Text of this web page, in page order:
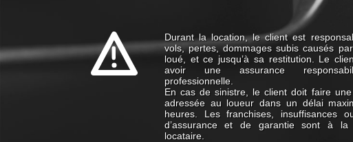
Durant la location, le client est
vols, pertes, dommages subis causés
loué, et ce jusqu’à sa restitution. Le
avoir une assurance
professionnelle.
En cas de sinistre, le client doit faire
adressée au loueur dans un délai
heures. Les franchises, insuffisances
d’assurance et de garantie sont à la
locataire.